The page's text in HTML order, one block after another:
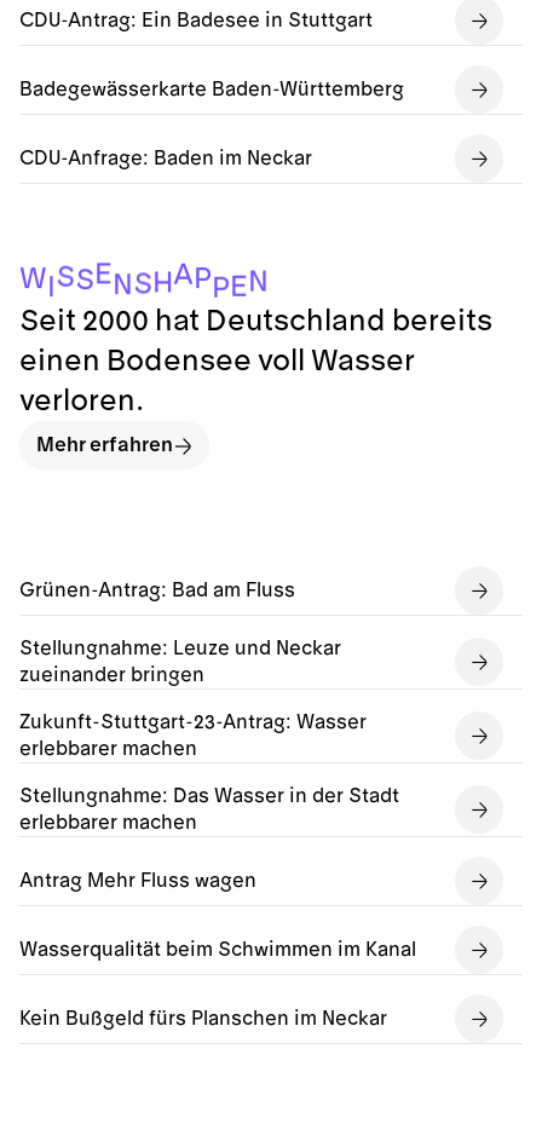
CDU-Antrag: Ein Badesee in Stuttgart
Badegewässerkarte Baden-Württemberg
CDU-Anfrage: Baden im Neckar
Grünen-Antrag: Bad am Fluss
Stellungnahme: Leuze und Neckar
zueinander bringen
Zukunft-Stuttgart-23-Antrag: Wasser
erlebbarer machen
Stellungnahme: Das Wasser in der Stadt
erlebbarer machen
Antrag Mehr Fluss wagen
Wasserqualität beim Schwimmen im Kanal
Kein Bußgeld fürs Planschen im Neckar
WISSEN SHA PPE N
Seit 2000 hat Deutschland bereits
einen Bodensee voll Wasser
verloren.
Mehr erfahren